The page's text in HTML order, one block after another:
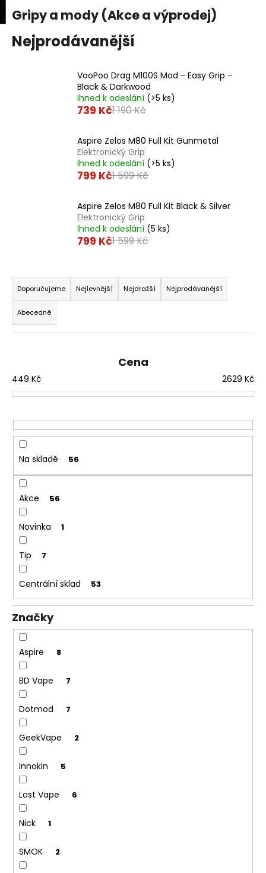
Přejít
na
obsah
Gripy a mody (Akce a výprodej)
Nejprodávanější
VooPoo Drag M100S Mod - Easy Grip -
Black & Darkwood
Ihned k odeslání (>5 ks)
739 Kč1 190 Kč
Aspire Zelos M80 Full Kit Gunmetal
Elektronický Grip
Ihned k odeslání (>5 ks)
799 Kč1 599 Kč
Aspire Zelos M80 Full Kit Black & Silver
Elektronický Grip
Ihned k odeslání (5 ks)
799 Kč1 599 Kč
Ř
a
z
e
n
r
o
u
k
ů
Doporučujeme Nejlevnější Nejdražší Nejprodávanější
Abecedně
Cena
449 Kč 2629 Kč
Na skladě 56
Akce 56
Novinka 1
Tip 7
Centrální sklad 53
Značky
Aspire 8
BD Vape 7
Dotmod 7
GeekVape 2
Innokin 5
Lost Vape 6
Nick 1
SMOK 2
o
a
j
t
D
p
u
u
m
e
LIQUA
SALT
SHOT
50/50
20MG
SALT
NIKOTINOVÝ
BOOSTER
119
Kč
Původně:
149
Kč